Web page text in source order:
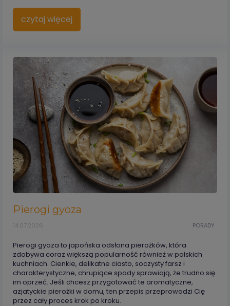
czytaj więcej
Pierogi gyoza
PORADY
14.07.2026
Pierogi gyoza to japońska odsłona pierożków, która
zdobywa coraz większą popularność również w polskich
kuchniach. Cienkie, delikatne ciasto, soczysty farsz i
charakterystyczne, chrupiące spody sprawiają, że trudno się
im oprzeć. Jeśli chcesz przygotować te aromatyczne,
azjatyckie pierożki w domu, ten przepis przeprowadzi Cię
przez cały proces krok po kroku.